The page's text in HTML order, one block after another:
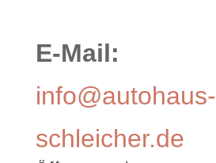
E-Mail:
info@autohaus-
schleicher.de